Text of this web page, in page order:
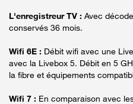
L'enregistreur TV : Avec
conservés 36 mois.
Wifi 6E : Débit wifi avec une
avec la Livebox 5. Débit en 5
la fibre et équipements
Wifi 7 : En comparaison avec